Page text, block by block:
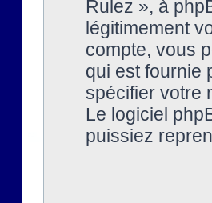
Rulez », à
légitimement
compte, vous
qui est fournie
spécifier votre
Le logiciel
puissiez